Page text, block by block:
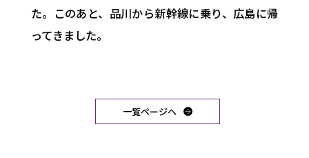
た。このあと、品川から新幹線に乗り、広島に帰
ってきました。
一覧ページへ